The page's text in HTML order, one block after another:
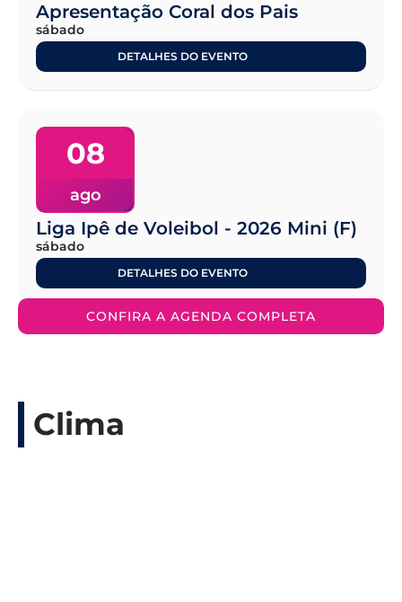
Apresentação Coral dos Pais
sábado
DETALHES DO EVENTO
08
ago
Liga Ipê de Voleibol - 2026 Mini (F)
sábado
DETALHES DO EVENTO
CONFIRA A AGENDA COMPLETA
Clima